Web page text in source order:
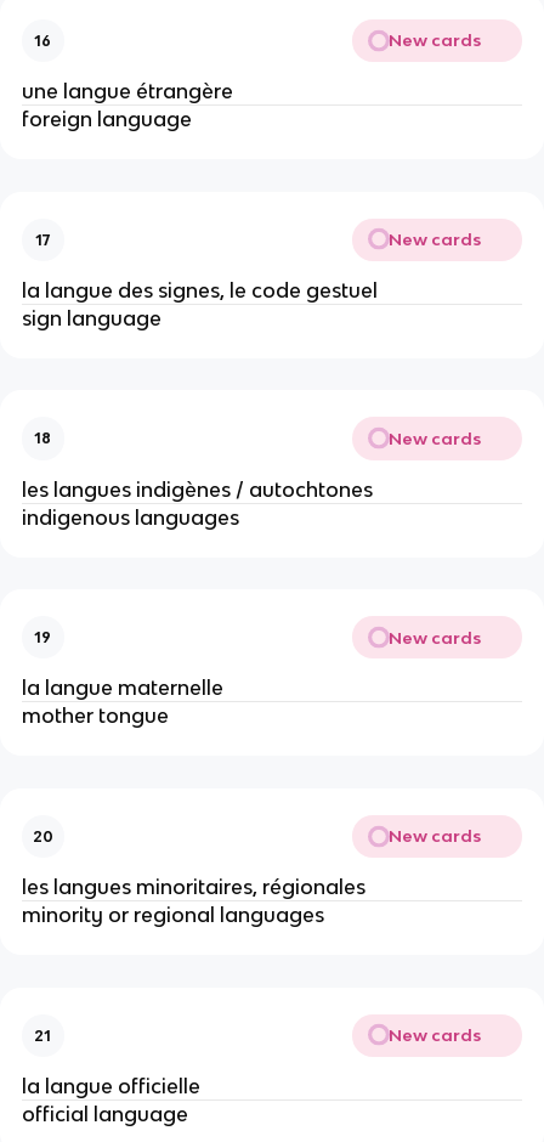
16 New cards
une langue étrangère
foreign language
17 New cards
la langue des signes, le code gestuel
sign language
18 New cards
les langues indigènes / autochtones
indigenous languages
19 New cards
la langue maternelle
mother tongue
20 New cards
les langues minoritaires, régionales
minority or regional languages
21 New cards
la langue officielle
official language